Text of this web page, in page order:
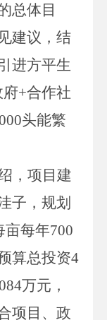
总体目
建议 ，结
进方平生
府+合作社
头能繁
， 项目建
子，规划
亩每年700
算总投资4
万元，
项目、政